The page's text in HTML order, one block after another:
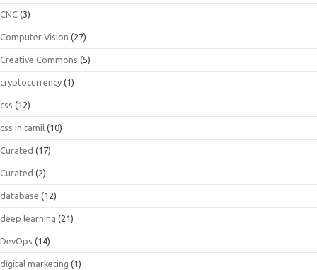
CNC (3)
Computer Vision (27)
Creative Commons (5)
cryptocurrency (1)
css (12)
css in tamil (10)
Curated (17)
Curated (2)
database (12)
deep learning (21)
DevOps (14)
digital marketing (1)